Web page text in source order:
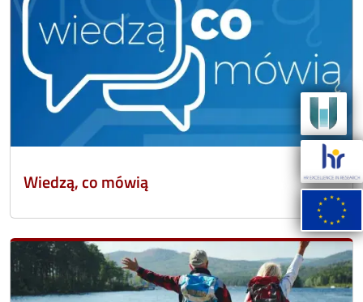
Wiedzą, co mówią